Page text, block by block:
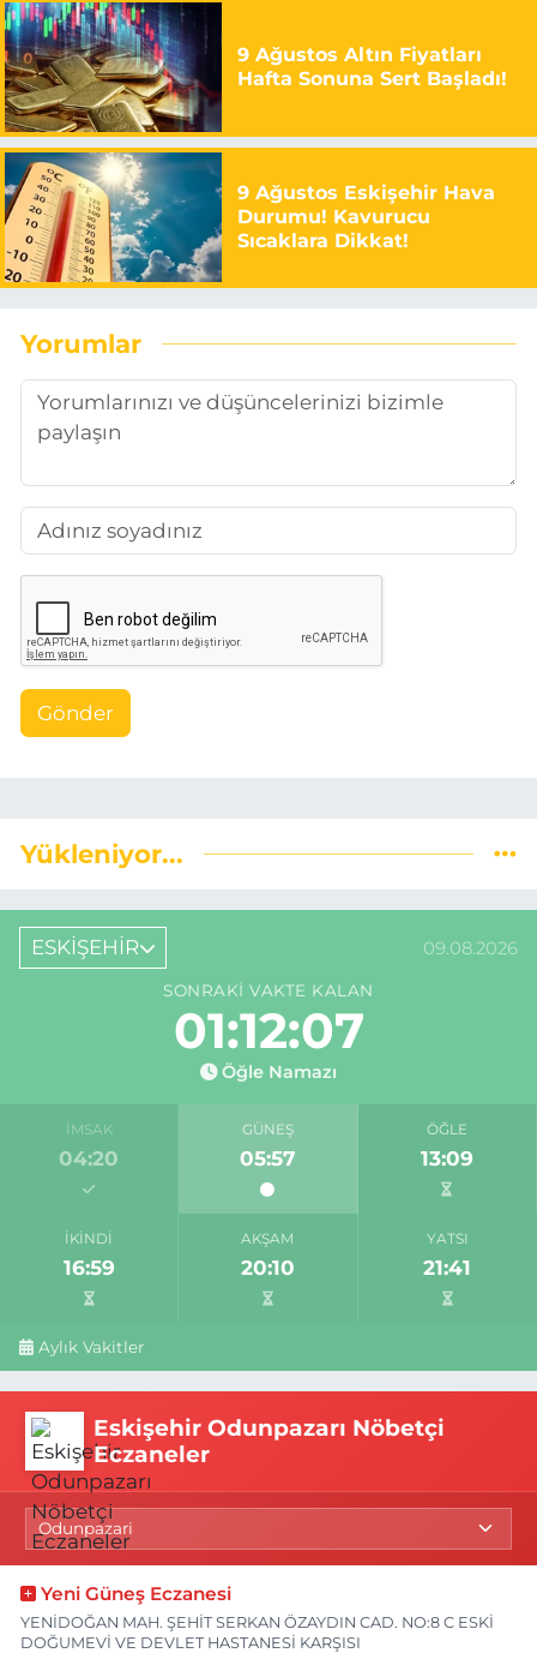
9 Ağustos Altın Fiyatları
Hafta Sonuna Sert Başladı!
9 Ağustos Eskişehir Hava
Durumu! Kavurucu
Sıcaklara Dikkat!
Yorumlar
Gönder
Yükleniyor...
ESKİŞEHİR 09.08.2026
SONRAKI VAKTE KALAN
01:12:06
Öğle Namazı
İMSAK
04:20
GÜNEŞ
05:57
ÖĞLE
13:09
İKINDI
16:59
AKŞAM
20:10
YATSI
21:41
Aylık Vakitler
Eskişehir Odunpazarı Nöbetçi
Eczaneler
Yeni Güneş Eczanesi
YENİDOĞAN MAH. ŞEHİT SERKAN ÖZAYDIN CAD. NO:8 C ESKİ
DOĞUMEVİ VE DEVLET HASTANESİ KARŞISI